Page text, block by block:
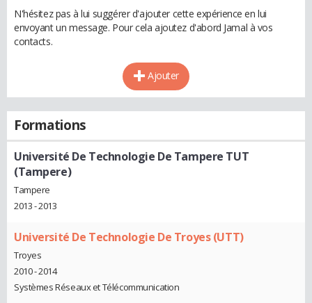
N'hésitez pas à lui suggérer d'ajouter cette expérience en lui
envoyant un message. Pour cela ajoutez d'abord Jamal à vos
contacts.
Ajouter
Formations
Université De Technologie De Tampere TUT
(Tampere)
Tampere
2013 - 2013
Université De Technologie De Troyes (UTT)
Troyes
2010 - 2014
Systèmes Réseaux et Télécommunication